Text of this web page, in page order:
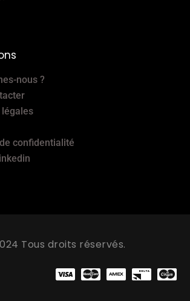
nous ?
confidentialité
Tous droits réservés.